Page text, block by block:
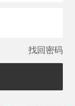
找回密码